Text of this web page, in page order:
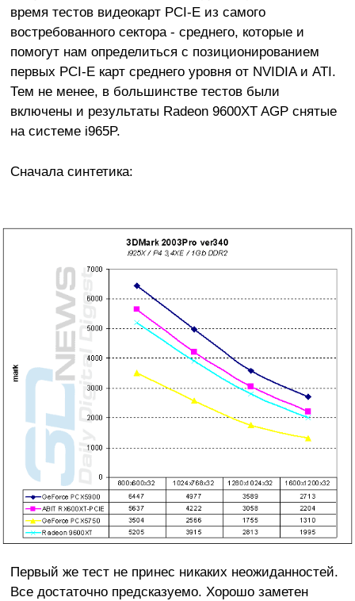
время тестов видеокарт PCI-E из самого
востребованного сектора - среднего, которые и
помогут нам определиться с позиционированием
первых PCI-E карт среднего уровня от NVIDIA и ATI.
Тем не менее, в большинстве тестов были
включены и результаты Radeon 9600XT AGP снятые
на системе i965P.
Сначала синтетика:
Первый же тест не принес никаких неожиданностей.
Все достаточно предсказуемо. Хорошо заметен